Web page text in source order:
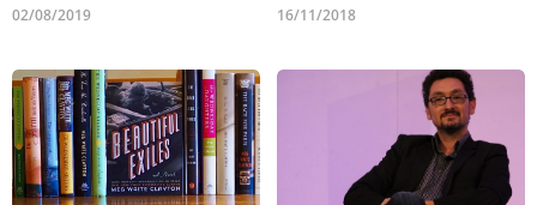
02/08/2019 16/11/2018